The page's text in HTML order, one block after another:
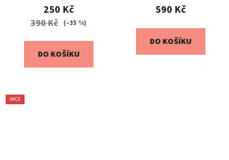
250 Kč
390 Kč (–35 %)
DO KOŠÍKU
590 Kč
DO KOŠÍKU
AKCE